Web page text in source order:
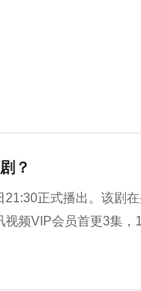
？
正式播出。该剧
频VIP会员首更3集